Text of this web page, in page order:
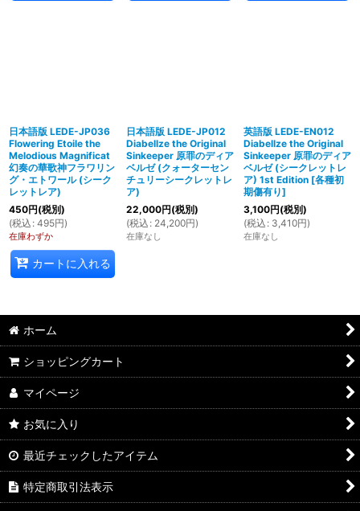
日本語版 LEDE-JP036
Flowering Etoile the
Melodious Magnificat
幻奏の華歌神フラワリン
グ・エトワール (シーク
レットレア)
450円(税別)
(税込 : 495円)
在庫わずか
カートに入れる
日本語版 LEDE-JP012
Diabellze the Original
Sinkeeper 原罪のディア
ベルゼ (クォーターセン
チュリーシークレットレ
ア)
22,000円(税別)
(税込 : 24,200円)
在庫なし
英語版 LEDE-EN012
Diabellze the Original
Sinkeeper 原罪のディア
ベルゼ (シークレットレ
ア) 1st Edition [各種初
期傷有り]
3,100円(税別)
(税込 : 3,410円)
在庫なし
ホーム
ショッピングカート
マイページ
お気に入り
最近チェックしたアイテム
特定商取引法表示